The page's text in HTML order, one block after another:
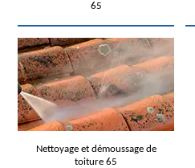
65
Nettoyage et démoussage de
toiture 65